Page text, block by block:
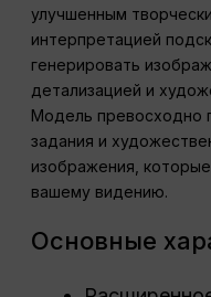
улучшенным
интерпретацией
генерировать
детализацией и
Модель превосходно
задания и
изображения,
вашему видению.
Основные